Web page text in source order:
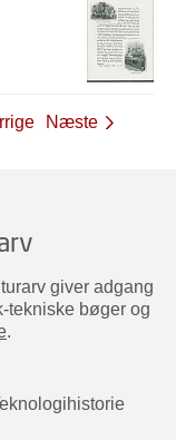
Næste
giver adgang
tekniske bøger og
.